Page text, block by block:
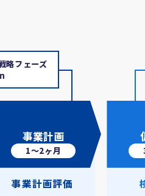
略フェーズ
事業計画
1〜2ヶ月
事業計画評価